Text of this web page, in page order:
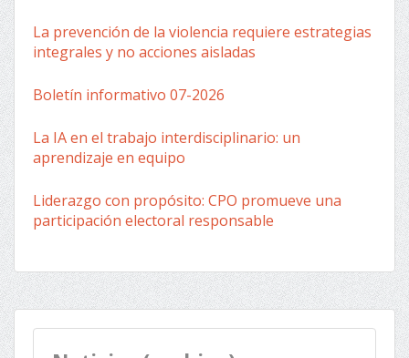
La prevención de la violencia requiere estrategias
integrales y no acciones aisladas
Boletín informativo 07-2026
La IA en el trabajo interdisciplinario: un
aprendizaje en equipo
Liderazgo con propósito: CPO promueve una
participación electoral responsable